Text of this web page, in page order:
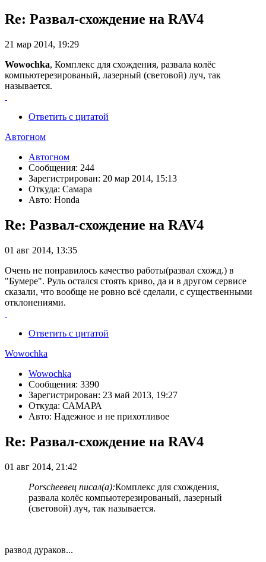
Re: Развал-схождение на RAV4
21 мар 2014, 19:29
Wowochka, Комплекс для схождения, развала колёс
компьютерезированый, лазерный (световой) луч, так
называется.
Ответить с цитатой
Автогном
Автогном
Сообщения: 244
Зарегистрирован: 20 мар 2014, 15:13
Откуда: Самара
Авто: Honda
Re: Развал-схождение на RAV4
01 авг 2014, 13:35
Очень не понравилось качество работы(развал схожд.) в
"Бумере". Руль остался стоять криво, да и в другом сервисе
сказали, что вообще не ровно всё сделали, с существенными
отклонениями.
Ответить с цитатой
Wowochka
Wowochka
Сообщения: 3390
Зарегистрирован: 23 май 2013, 19:27
Откуда: САМАРА
Авто: Надежное и не прихотливое
Re: Развал-схождение на RAV4
01 авг 2014, 21:42
Porscheeвец писал(а):Комплекс для схождения,
развала колёс компьютерезированый, лазерный
(световой) луч, так называется.
развод дураков...